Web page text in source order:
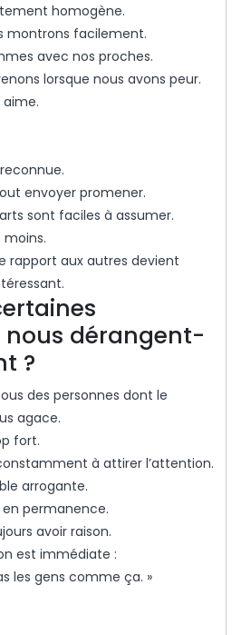
homogène.
montrons facilement.
avec nos proches.
lorsque nous avons peur.
aime.
envoyer promener.
sont faciles à assumer.
moins.
rapport aux autres devient
nous dérangent-
?
des personnes dont le
agace.
fort.
à attirer l’attention.
arrogante.
permanence.
avoir raison.
est immédiate :
les gens comme ça. »